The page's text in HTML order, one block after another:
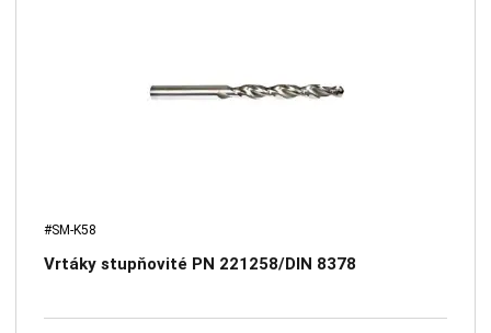
#SM-K58
Vrtáky stupňovité PN 221258/DIN 8378